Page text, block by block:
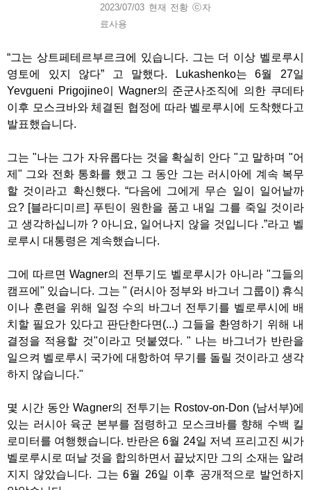
2023/07/03 현재 전황 ⓒ자
료사용
“그는 상트페테르부르크에 있습니다. 그는 더 이상 벨로루시
영토에 있지 않다” 고 말했다. Lukashenko는 6월 27일
Yevgueni Prigojine이 Wagner의 준군사조직에 의한 쿠데타
이후 모스크바와 체결된 협정에 따라 벨로루시에 도착했다고
발표했습니다.
그는 "나는 그가 자유롭다는 것을 확실히 안다 "고 말하며 "어
제" 그와 전화 통화를 했고 그 동안 그는 러시아에 계속 복무
할 것이라고 확신했다. “다음에 그에게 무슨 일이 일어날까
요? [블라디미르] 푸틴이 원한을 품고 내일 그를 죽일 것이라
고 생각하십니까 ? 아니요, 일어나지 않을 것입니다 .”라고 벨
로루시 대통령은 계속했습니다.
그에 따르면 Wagner의 전투기도 벨로루시가 아니라 "그들의
캠프에" 있습니다. 그는 " (러시아 정부와 바그너 그룹이) 휴식
이나 훈련을 위해 일정 수의 바그너 전투기를 벨로루시에 배
치할 필요가 있다고 판단한다면(...) 그들을 환영하기 위해 내
결정을 적용할 것"이라고 덧붙였다. " 나는 바그너가 반란을
일으켜 벨로루시 국가에 대항하여 무기를 돌릴 것이라고 생각
하지 않습니다."
몇 시간 동안 Wagner의 전투기는 Rostov-on-Don (남서부)에
있는 러시아 육군 본부를 점령하고 모스크바를 향해 수백 킬
로미터를 여행했습니다. 반란은 6월 24일 저녁 프리고진 씨가
벨로루시로 떠날 것을 합의하면서 끝났지만 그의 소재는 알려
지지 않았습니다. 그는 6월 26일 이후 공개적으로 발언하지